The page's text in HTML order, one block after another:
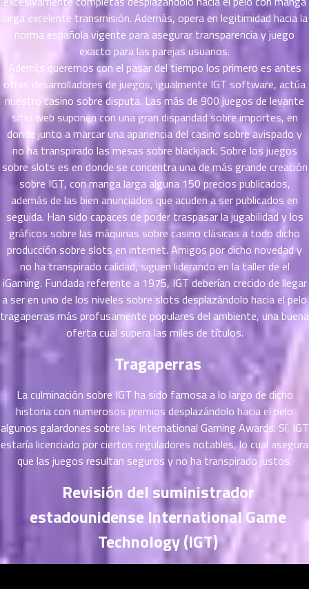
larga excelente transmisión. Además, opera en legitimidad hacia la
norma española vigente para asegurar transparencia y juego
exacto para las parejas usuarios.
Ademí¡s queremos con el pasar del tiempo los primero es antes
otras desarrolladores de juegos, igualmente IGT software, actúa
nuestro casino sobre disputa. Las más de 900 juegos de levante
sitio web suponen con una gran disparidad sobre importes, en
donde junto a marcar una apariencia del casino sobre avispado y
no ha transpirado las mesas sobre blackjack. Sobre los juegos
sobre slots es en donde se concentra una de más grande creación
sobre IGT, con manga larga alguna 150 precios publicados,
además de las bien anunciados que acuden a ser publicados en
seguida. Han sido capaces de poder traspasar la jugabilidad y los
gráficos sobre las máquinas sobre casino clásicas a todo dicho
producción sobre slots en internet. Amigos por dicho novedad y
no ha transpirado calidad, siguen liderando en la taller de el
iGaming. Fundada referente a 1975, IGT deberían crecido de llegar
a ser en uno de los niveles sobre slots desplazándolo hacia el pelo
tragaperras más profusamente populares del ambiente, una buena
oferta cual supera las miles de títulos.
Tragaperras
La culminación sobre IGT ha sido famosa a lo largo de dicho
historia con numerosos premios desplazándolo hacia el pelo
algunos galardones sobre las International Gaming Awards. Sí, IGT
estaría licenciado por ciertos reguladores notables, lo cual asegura
que las juegos resultan seguros y no ha transpirado justos.
Revisión del suministrador
estadounidense International Game
Technology (IGT)
21
ตอน
ที่
22
ตอน
ที่
ม
23
ตอน
ที่
24
ตอน
ที่
ม
25
ตอน
ที่
ม
26
ตอน
ตอน
ที่
ม
28
ตอน
ตอน
30